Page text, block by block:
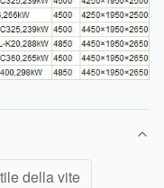
della vite